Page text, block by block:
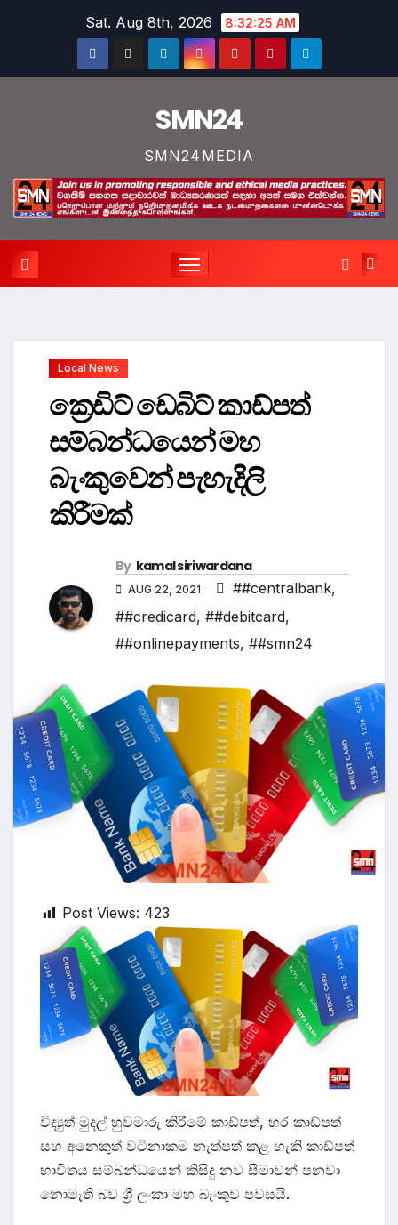
Sat. Aug 8th, 2026 8:32:26 AM
SMN24
SMN24MEDIA
Local News
ක්‍රෙඩිට් ඩෙබිට් කාඩ්පත්
සම්බන්ධයෙන් මහ
බැංකුවෙන් පැහැදිලි
කිරීමක්
By kamal siriwardana
AUG 22, 2021 ##centralbank,
##credicard, ##debitcard,
##onlinepayments, ##smn24
Post Views: 423
විද්‍යුත් මුදල් හුවමාරු කිරීමේ කාඩ්පත්, හර කාඩ්පත්
සහ අනෙකුත් වටිනාකම නැත්පත් කළ හැකි කාඩ්පත්
භාවිතය සම්බන්ධයෙන් කිසිදු නව සීමාවන් පනවා
නොමැති බව ශ්‍රී ලංකා මහ බැංකුව පවසයි.